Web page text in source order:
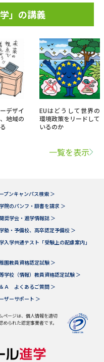
」の講義
デザイ
地域の
EUはどうして世界の
環境政策をリードして
いるのか
一覧を表示
プンキャンパス検索 ＞
院のパンフ・願書を請求 ＞
奨学会・進学情報誌 ＞
塾・予備校、高卒認定予備校 ＞
入学共通テスト「受験上の配慮案内」
園教員資格認定試験 ＞
学校（情報）教員資格認定試験 ＞
Ａ よくあるご質問 ＞
ザーサポート ＞
ページは、個人情報を適切
られた認定事業者です。